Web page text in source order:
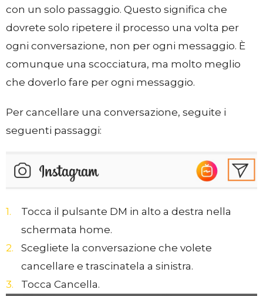
con un solo passaggio. Questo significa che
dovrete solo ripetere il processo una volta per
ogni conversazione, non per ogni messaggio. È
comunque una scocciatura, ma molto meglio
che doverlo fare per ogni messaggio.
Per cancellare una conversazione, seguite i
seguenti passaggi:
Tocca il pulsante DM in alto a destra nella
schermata home.
Scegliete la conversazione che volete
cancellare e trascinatela a sinistra.
Tocca Cancella.